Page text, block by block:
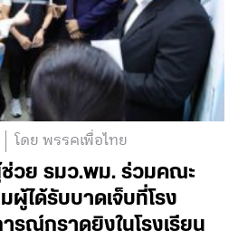
โดย พรรคเพื่อไทย
ช่วย รมว.พม. ร่วมคณะ
ผู้ได้รับบาดเจ็บที่โรง
รณ์กราดยิงในโรงเรียน